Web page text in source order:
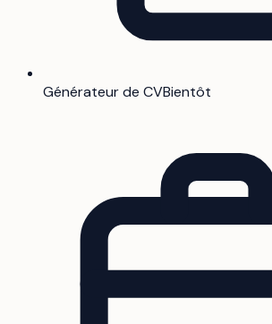
Générateur de CVBientôt